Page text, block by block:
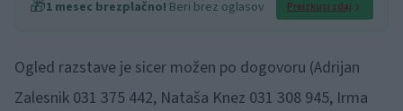
🎁1 mesec brezplačno! Beri brez oglasov Preizkusi zdaj
Ogled razstave je sicer možen po dogovoru (Adrijan
Zalesnik 031 375 442, Nataša Knez 031 308 945, Irma